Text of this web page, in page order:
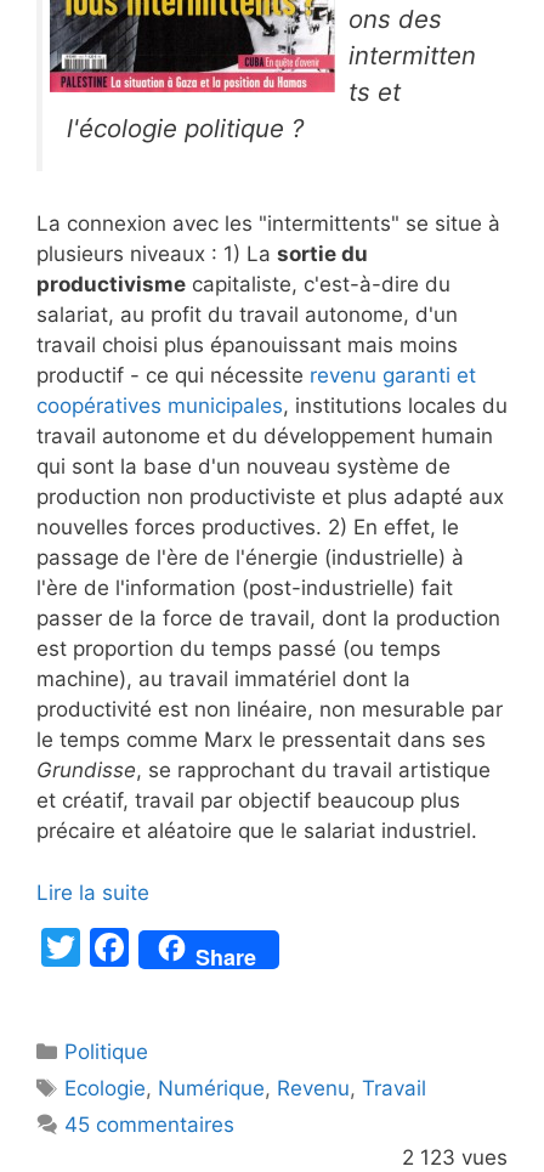
ons des
intermitten
ts et
l'écologie politique ?
La connexion avec les "intermittents" se situe à
plusieurs niveaux : 1) La sortie du
productivisme capitaliste, c'est-à-dire du
salariat, au profit du travail autonome, d'un
travail choisi plus épanouissant mais moins
productif - ce qui nécessite revenu garanti et
coopératives municipales, institutions locales du
travail autonome et du développement humain
qui sont la base d'un nouveau système de
production non productiviste et plus adapté aux
nouvelles forces productives. 2) En effet, le
passage de l'ère de l'énergie (industrielle) à
l'ère de l'information (post-industrielle) fait
passer de la force de travail, dont la production
est proportion du temps passé (ou temps
machine), au travail immatériel dont la
productivité est non linéaire, non mesurable par
le temps comme Marx le pressentait dans ses
Grundisse, se rapprochant du travail artistique
et créatif, travail par objectif beaucoup plus
précaire et aléatoire que le salariat industriel.
Lire la suite
T
er
F
a
e
b
o
Share
Catégories
Politique
Étiquettes
Ecologie, Numérique, Revenu,Travail
45 commentaires
2 123 vues